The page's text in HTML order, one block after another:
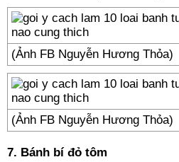
(Ảnh FB Nguyễn Hương Thỏa)
(Ảnh FB Nguyễn Hương Thỏa)
7. Bánh bí đỏ tôm